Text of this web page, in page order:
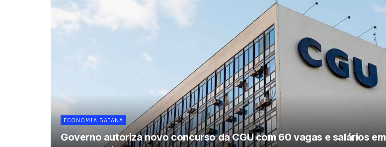
ECONOMIA BAIANA
Governo autoriza novo concurso da CGU com 60 vagas e salários em